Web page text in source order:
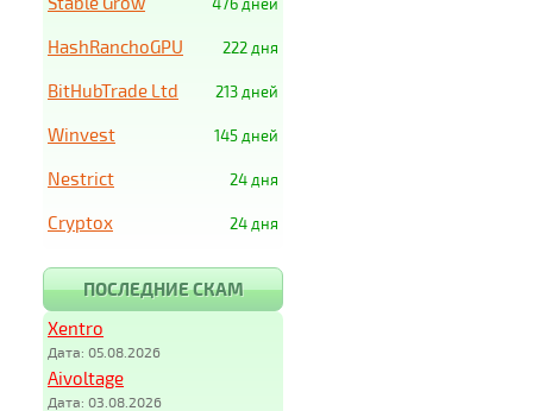
222 дня
HashRanchoGPU
213 дней
BitHubTrade Ltd
145 дней
Winvest
24 дня
Nestrict
24 дня
Cryptox
ПОСЛЕДНИЕ СКАМ
Xentro
Дата: 05.08.2026
Aivoltage
Дата: 03.08.2026